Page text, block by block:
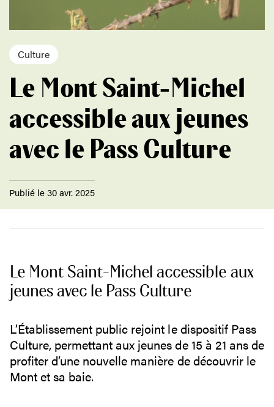
Culture
Le Mont Saint-Michel
accessible aux jeunes
avec le Pass Culture
Publié le 30 avr. 2025
Le Mont Saint-Michel accessible aux
jeunes avec le Pass Culture
L’Établissement public rejoint le dispositif Pass
Culture, permettant aux jeunes de 15 à 21 ans de
profiter d’une nouvelle manière de découvrir le
Mont et sa baie.